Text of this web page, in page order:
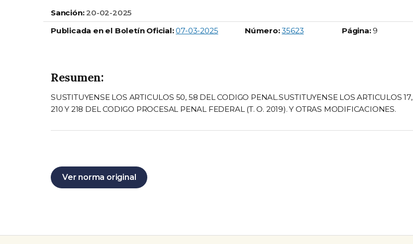
Sanción: 20-02-2025
Publicada en el Boletín Oficial: 07-03-2025 Número:Boletín Oficial número:
35623 Página: 9
Resumen:
SUSTITUYENSE LOS ARTICULOS 50, 58 DEL CODIGO PENAL.SUSTITUYENSE LOS ARTICULOS 17,
210 Y 218 DEL CODIGO PROCESAL PENAL FEDERAL (T. O. 2019). Y OTRAS MODIFICACIONES.
Ver norma original